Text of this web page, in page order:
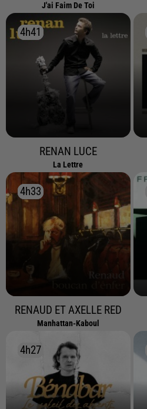
J'ai Faim De Toi
4h41
4h41
RENAN LUCE
La Lettre
4h33
4h33
RENAUD ET AXELLE RED
Manhattan-Kaboul
4h27
4h27